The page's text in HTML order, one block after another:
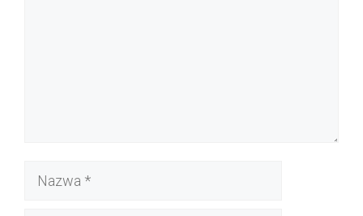
Nazwa